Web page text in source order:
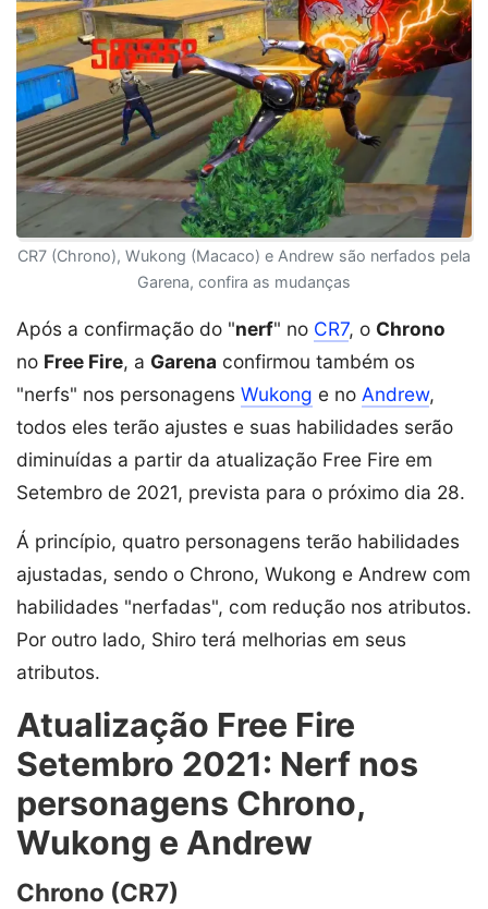
CR7 (Chrono), Wukong (Macaco) e Andrew são nerfados pela
Garena, confira as mudanças
Após a confirmação do "nerf" no CR7, o Chrono
no Free Fire, a Garena confirmou também os
"nerfs" nos personagens Wukong e no Andrew,
todos eles terão ajustes e suas habilidades serão
diminuídas a partir da atualização Free Fire em
Setembro de 2021, prevista para o próximo dia 28.
Á princípio, quatro personagens terão habilidades
ajustadas, sendo o Chrono, Wukong e Andrew com
habilidades "nerfadas", com redução nos atributos.
Por outro lado, Shiro terá melhorias em seus
atributos.
Atualização Free Fire
Setembro 2021: Nerf nos
personagens Chrono,
Wukong e Andrew
Chrono (CR7)